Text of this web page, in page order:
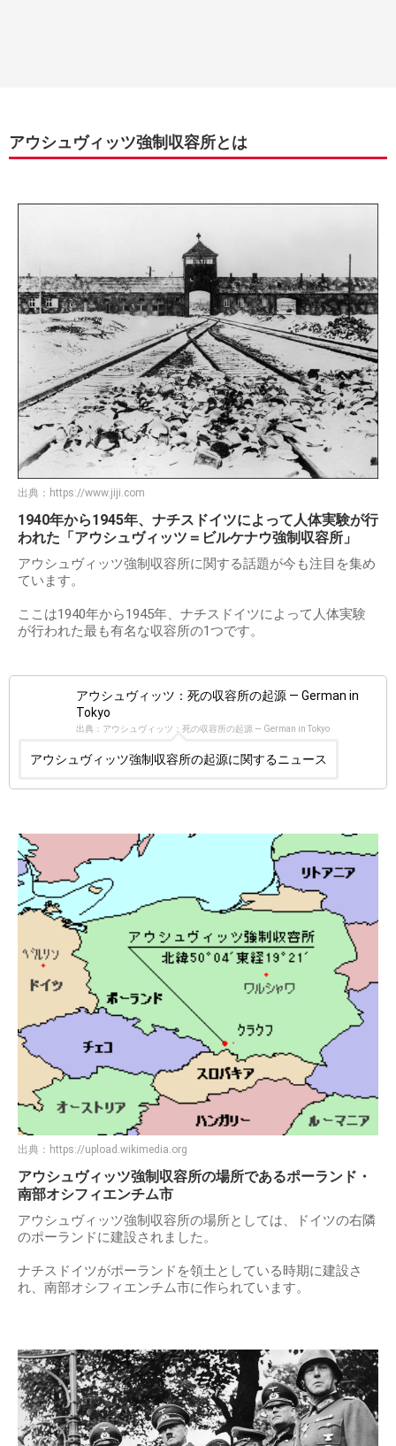
アウシュヴィッツ強制収容所とは
出典： https://www.jiji.com
1940年から1945年、ナチスドイツによって人体実験が行
われた「アウシュヴィッツ＝ビルケナウ強制収容所」
アウシュヴィッツ強制収容所に関する話題が今も注目を集め
ています。
ここは1940年から1945年、ナチスドイツによって人体実験
が行われた最も有名な収容所の1つです。
アウシュヴィッツ：死の収容所の起源 — German in
Tokyo
出典：アウシュヴィッツ：死の収容所の起源 — German in Tokyo
アウシュヴィッツ強制収容所の起源に関するニュース
出典： https://upload.wikimedia.org
アウシュヴィッツ強制収容所の場所であるポーランド・
南部オシフィエンチム市
アウシュヴィッツ強制収容所の場所としては、ドイツの右隣
のポーランドに建設されました。
ナチスドイツがポーランドを領土としている時期に建設さ
れ、南部オシフィエンチム市に作られています。